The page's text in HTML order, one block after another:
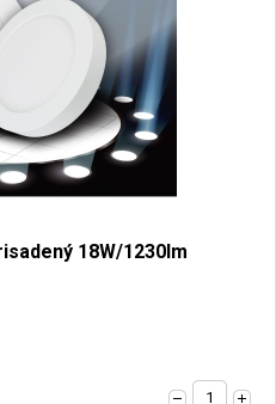
18W/1230lm